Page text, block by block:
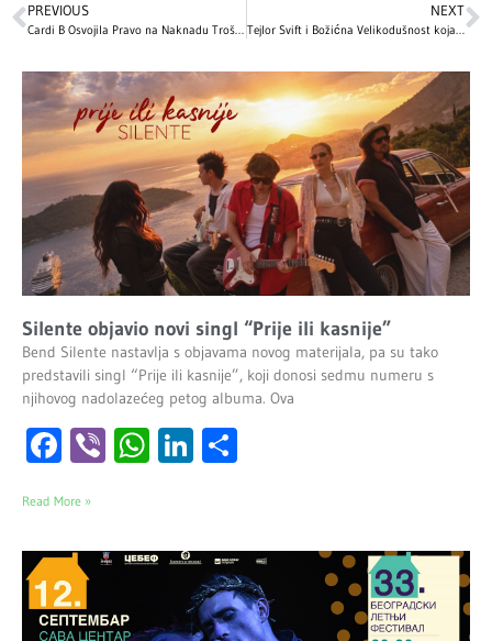
PREVIOUS
Cardi B Osvojila Pravo na Naknadu Troškova od Osiguravajućeg Čuvara
NEXT
Tejlor Svift i Božićna Velikodušnost koja je Oduševila Mreže
Silente objavio novi singl “Prije ili kasnije”
Bend Silente nastavlja s objavama novog materijala, pa su tako
predstavili singl “Prije ili kasnije”, koji donosi sedmu numeru s
njihovog nadolazećeg petog albuma. Ova
Facebook
ViberWhatsApp
LinkedIn
Read More »